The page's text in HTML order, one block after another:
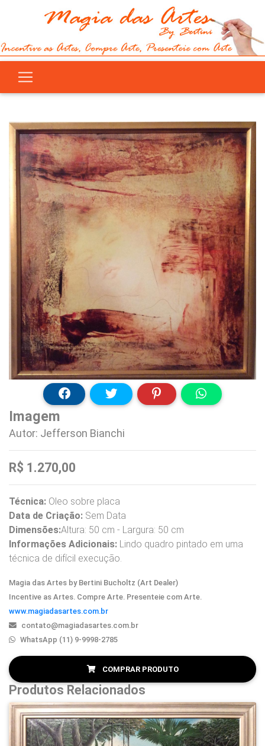
Imagem
Autor: Jefferson Bianchi
R$ 1.270,00
Técnica: Oleo sobre placa
Data de Criação: Sem Data
Dimensões:Altura: 50 cm - Largura: 50 cm
Informações Adicionais: Lindo quadro pintado em uma
técnica de difícil execução.
Magia das Artes by Bertini Bucholtz (Art Dealer)
Incentive as Artes. Compre Arte. Presenteie com Arte.
www.magiadasartes.com.br
contato@magiadasartes.com.br
WhatsApp (11) 9-9998-2785
COMPRAR PRODUTO
Produtos Relacionados